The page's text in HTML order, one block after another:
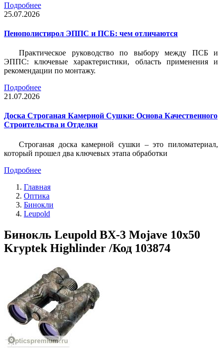
Подробнее
25.07.2026
Пенополистирол ЭППС и ПСБ: чем отличаются
Практическое руководство по выбору между ПСБ и
ЭППС: ключевые характеристики, область применения и
рекомендации по монтажу.
Подробнее
21.07.2026
Доска Строганая Камерной Сушки: Основа Качественного
Строительства и Отделки
Строганая доска камерной сушки – это пиломатериал,
который прошел два ключевых этапа обработки
Подробнее
Главная
Оптика
Бинокли
Leupold
Бинокль Leupold BX-3 Mojave 10x50
Kryptek Highlinder /Код 103874